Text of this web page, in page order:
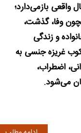
واقعی بازمی‌دارد؛
وفا، گذشت،
و زندگی
غریزه جنسی به
اضطراب،
می‌شود.